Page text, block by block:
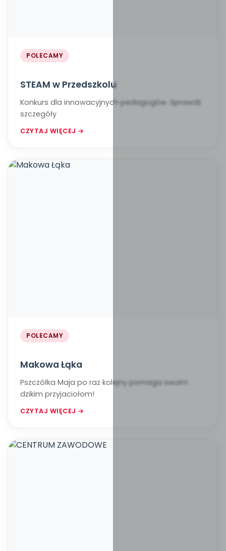
POLECAMY
STEAM w Przedszkolu
Konkurs dla innowacyjnych pedagogów. Sprawdź
szczegóły
CZYTAJ WIĘCEJ →
POLECAMY
Makowa Łąka
Pszczółka Maja po raz kolejny pomaga swoim
dzikim przyjaciołom!
CZYTAJ WIĘCEJ →